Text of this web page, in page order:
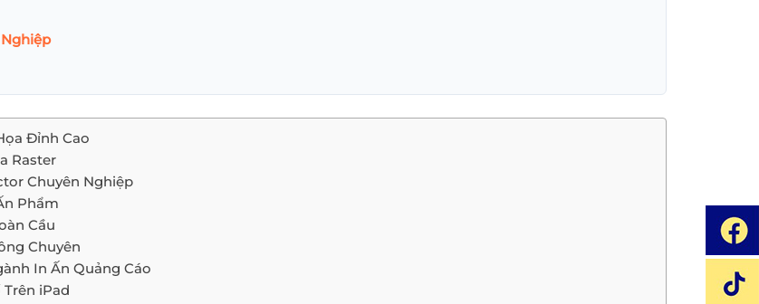
Đỉnh Cao
Raster
Chuyên Nghiệp
Phẩm
Cầu
Chuyên
In Ấn Quảng Cáo
Trên iPad